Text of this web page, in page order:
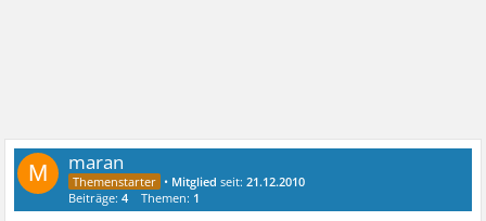
M maran
• Mitglied seit:21.12.2010
Beiträge:4 Themen: 1